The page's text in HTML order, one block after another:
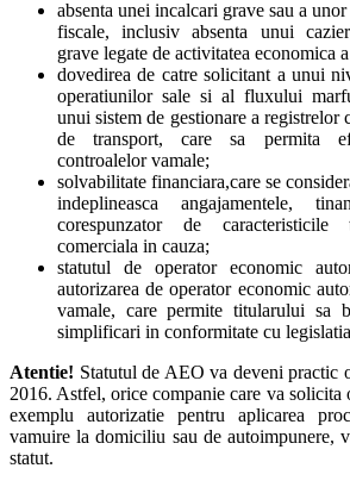
absenta unei incalcari grave sau a
fiscale, inclusiv absenta unui
grave legate de activitatea economica
dovedirea de catre solicitant a unui
operatiunilor sale si al fluxului
unui sistem de gestionare a registrelor
de transport, care sa permita
controalelor vamale;
solvabilitate financiara,care se
indeplineasca angajamentele,
corespunzator de
comerciala in cauza;
statutul de operator economic
autorizarea de operator economic
vamale, care permite titularului sa
simplificari in conformitate cu
Atentie! Statutul de AEO va deveni practic
2016. Astfel, orice companie care va solicita
exemplu autorizatie pentru aplicarea
vamuire la domiciliu sau de autoimpunere,
statut.